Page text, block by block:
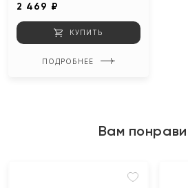
2 469 ₽
КУПИТЬ
ПОДРОБНЕЕ
Вам